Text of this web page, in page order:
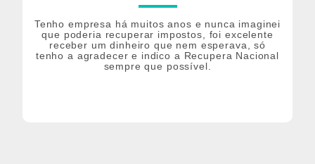
Tenho empresa há muitos anos e nunca imaginei
que poderia recuperar impostos, foi excelente
receber um dinheiro que nem esperava, só
tenho a agradecer e indico a Recupera Nacional
sempre que possível.